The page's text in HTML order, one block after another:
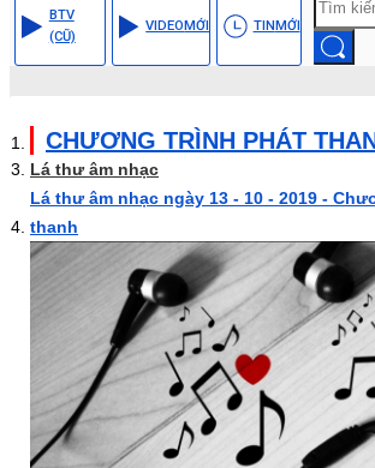
BTV
(CŨ)
VIDEOMỚI TINMỚI
CHƯƠNG TRÌNH PHÁT
Lá thư âm nhạc
Lá thư âm nhạc ngày 13 - 10 - 2019 -
thanh